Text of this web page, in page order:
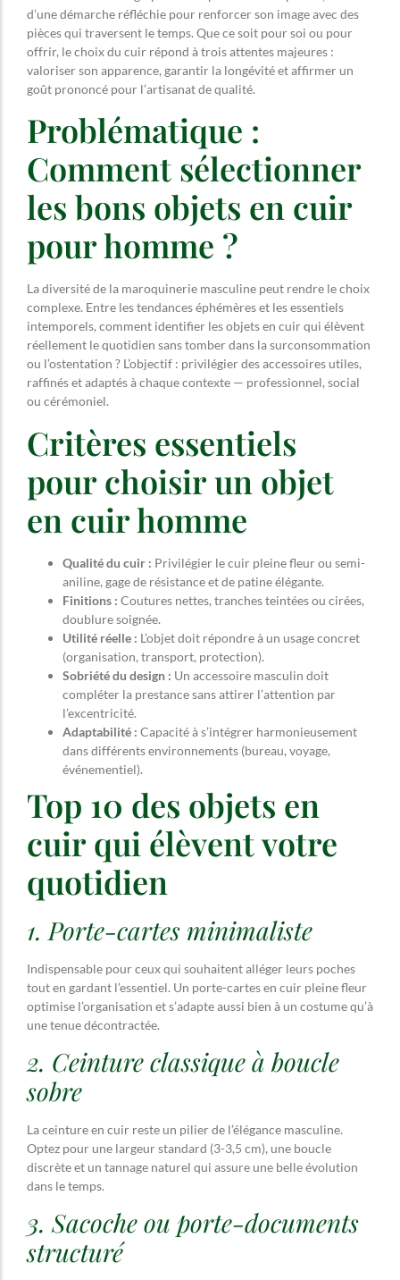
d’une démarche réfléchie pour renforcer son image avec des
pièces qui traversent le temps. Que ce soit pour soi ou pour
offrir, le choix du cuir répond à trois attentes majeures :
valoriser son apparence, garantir la longévité et affirmer un
goût prononcé pour l’artisanat de qualité.
Problématique :
Comment sélectionner
les bons objets en cuir
pour homme ?
La diversité de la maroquinerie masculine peut rendre le choix
complexe. Entre les tendances éphémères et les essentiels
intemporels, comment identifier les objets en cuir qui élèvent
réellement le quotidien sans tomber dans la surconsommation
ou l’ostentation ? L’objectif : privilégier des accessoires utiles,
raffinés et adaptés à chaque contexte — professionnel, social
ou cérémoniel.
Critères essentiels
pour choisir un objet
en cuir homme
Qualité du cuir : Privilégier le cuir pleine fleur ou semi-
aniline, gage de résistance et de patine élégante.
Finitions : Coutures nettes, tranches teintées ou cirées,
doublure soignée.
Utilité réelle : L’objet doit répondre à un usage concret
(organisation, transport, protection).
Sobriété du design : Un accessoire masculin doit
compléter la prestance sans attirer l’attention par
l’excentricité.
Adaptabilité : Capacité à s’intégrer harmonieusement
dans différents environnements (bureau, voyage,
événementiel).
Top 10 des objets en
cuir qui élèvent votre
quotidien
1. Porte-cartes minimaliste
Indispensable pour ceux qui souhaitent alléger leurs poches
tout en gardant l’essentiel. Un porte-cartes en cuir pleine fleur
optimise l’organisation et s’adapte aussi bien à un costume qu’à
une tenue décontractée.
2. Ceinture classique à boucle
sobre
La ceinture en cuir reste un pilier de l’élégance masculine.
Optez pour une largeur standard (3-3,5 cm), une boucle
discrète et un tannage naturel qui assure une belle évolution
dans le temps.
3. Sacoche ou porte-documents
structuré